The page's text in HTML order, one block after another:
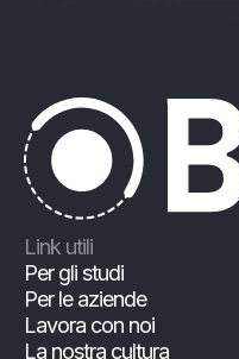
Link utili
Per gli studi
Per le aziende
Lavora con noi
La nostra cultura